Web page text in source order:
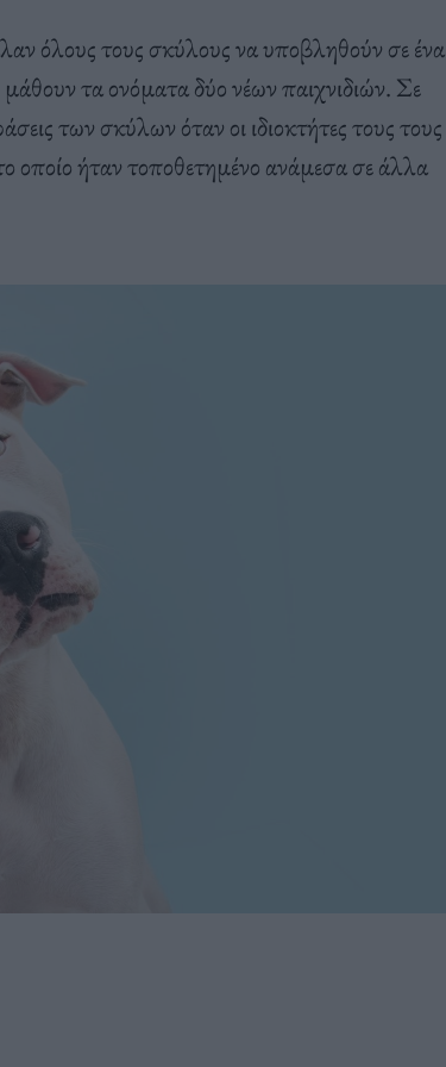
όλους τους σκύλους να υποβληθούν σε ένα
τα ονόματα δύο νέων παιχνιδιών. Σε
των σκύλων όταν οι ιδιοκτήτες τους τους
οποίο ήταν τοποθετημένο ανάμεσα σε άλλα